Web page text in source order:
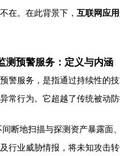
在。在此背景下， 互联网应
测预警服务：定义与内涵
警服务，是指通过持续性的
常行为。它超越了传统被动
间断地扫描与探测资产暴露面
及行业威胁情报，将未知攻击